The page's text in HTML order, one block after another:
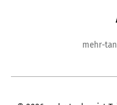
mehr-